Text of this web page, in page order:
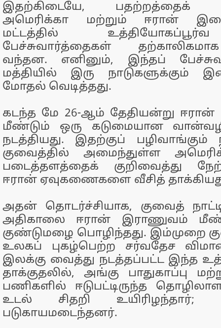
இதற்கிடையே, பதற்றத்தைக்
அமெரிக்கா மற்றும் ஈரான்
மட்டத்தில்
பேச்சுவார்த்தைகள்
வந்தன. எனினும், இந்தப்
மத்தியில் இரு நாடுகளுக்கும்
மோதல் வெடித்தது.
கடந்த மே 26-ஆம் தேதியன்று ஈரான்
மீண்டும் ஒரு கடுமையான
நடத்தியது. இதற்குப் பழிவாங்கும்
குவைத்தில் அமைந்துள்ள
படைத்தளத்தைக் குறிவைத்து
ஈரான் ஏவுகணைகளை வீசித்
அதன் தொடர்ச்சியாக, குவைத்
அதிகாலை ஈரான் இராணுவம்
குண்டுமழை பொழிந்தது. இம்முறை
உலகப் புகழ்பெற்ற சர்வதேச
இலக்கு வைத்து நடத்தப்பட்ட இந்த
தாக்குதலில், அங்கு பாதுகாப்பு
பணிகளில் ஈடுபட்டிருந்த
உடல் சிதறி உயிரிழந்தார்;
படுகாயமடைந்தனர்.